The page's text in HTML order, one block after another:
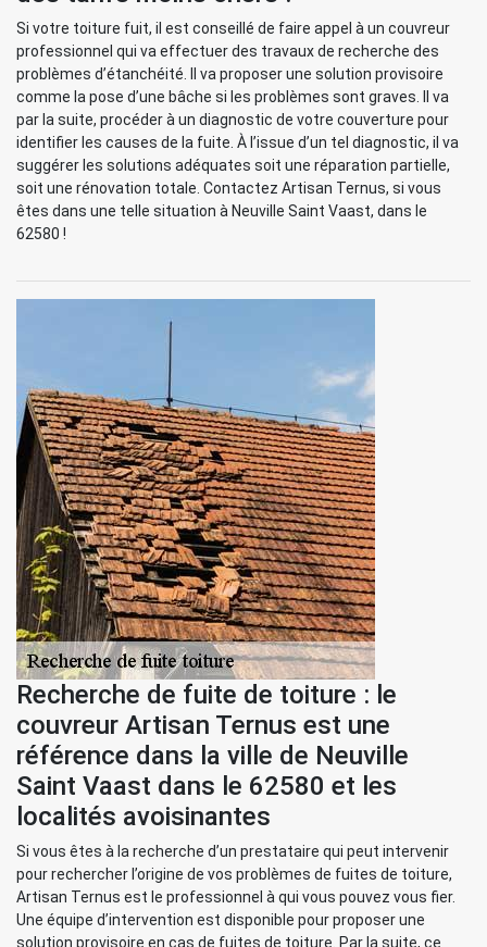
Si votre toiture fuit, il est conseillé de faire appel à un couvreur
professionnel qui va effectuer des travaux de recherche des
problèmes d’étanchéité. Il va proposer une solution provisoire
comme la pose d’une bâche si les problèmes sont graves. Il va
par la suite, procéder à un diagnostic de votre couverture pour
identifier les causes de la fuite. À l’issue d’un tel diagnostic, il va
suggérer les solutions adéquates soit une réparation partielle,
soit une rénovation totale. Contactez Artisan Ternus, si vous
êtes dans une telle situation à Neuville Saint Vaast, dans le
62580 !
Recherche de fuite de toiture : le
couvreur Artisan Ternus est une
référence dans la ville de Neuville
Saint Vaast dans le 62580 et les
localités avoisinantes
Si vous êtes à la recherche d’un prestataire qui peut intervenir
pour rechercher l’origine de vos problèmes de fuites de toiture,
Artisan Ternus est le professionnel à qui vous pouvez vous fier.
Une équipe d’intervention est disponible pour proposer une
solution provisoire en cas de fuites de toiture. Par la suite, ce